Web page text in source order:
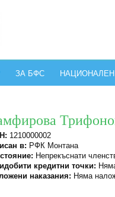
ЗА БФС
1210000002
в: РФК Монтана
Непрекъснати
кредитни точки:
наказания: Няма